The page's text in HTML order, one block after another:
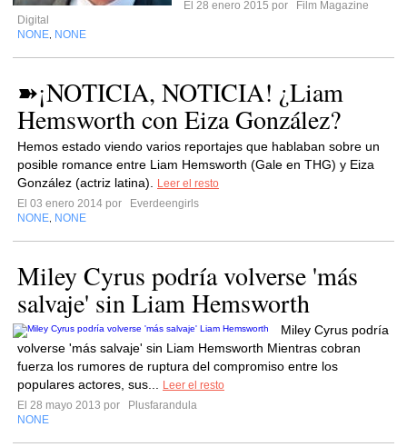
El 28 enero 2015 por
Film Magazine
Digital
NONE NONE
➽¡NOTICIA, NOTICIA! ¿Liam
Hemsworth con Eiza González?
Hemos estado viendo varios reportajes que hablaban sobre un
posible romance entre Liam Hemsworth (Gale en THG) y Eiza
González (actriz latina).
Leer el resto
El 03 enero 2014 por
Everdeengirls
NONE NONE
Miley Cyrus podría volverse 'más
salvaje' sin Liam Hemsworth
Miley Cyrus podría
volverse 'más salvaje' sin Liam Hemsworth Mientras cobran
fuerza los rumores de ruptura del compromiso entre los
populares actores, sus...
Leer el resto
El 28 mayo 2013 por
Plusfarandula
NONE